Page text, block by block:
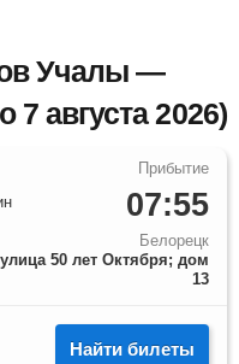
Учалы —
августа 2026)
07:55
Белорецк
улица 50 лет Октября; дом
13
Найти билеты